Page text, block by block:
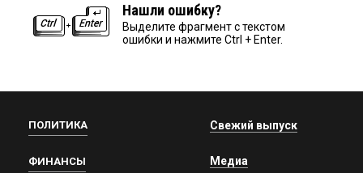
Нашли ошибку?
Выделите фрагмент с текстом
ошибки и нажмите Ctrl + Enter.
ПОЛИТИКА
ФИНАНСЫ
Свежий выпуск
Медиа